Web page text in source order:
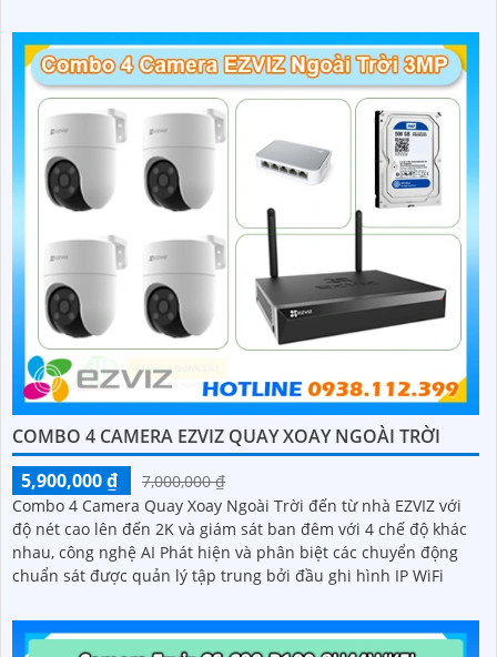
COMBO 4 CAMERA EZVIZ QUAY XOAY NGOÀI TRỜI
5,900,000 ₫
7,000,000 ₫
Combo 4 Camera Quay Xoay Ngoài Trời đến từ nhà EZVIZ với
độ nét cao lên đến 2K và giám sát ban đêm với 4 chế độ khác
nhau, công nghệ AI Phát hiện và phân biệt các chuyển động
chuẩn sát được quản lý tập trung bởi đầu ghi hình IP WiFi